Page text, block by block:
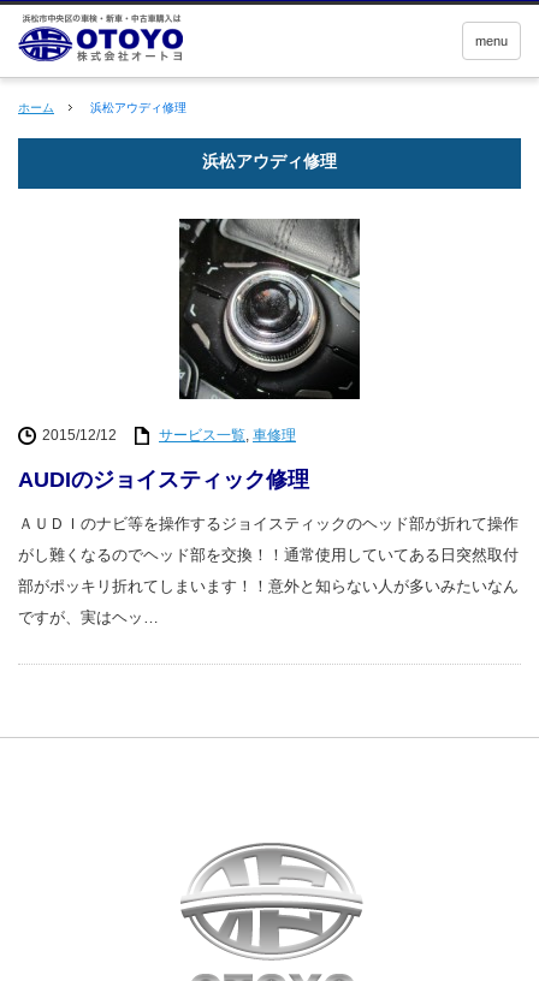
menu
ホーム 浜松アウディ修理
浜松アウディ修理
2015/12/12 サービス一覧, 車修理
AUDIのジョイスティック修理
ＡＵＤＩのナビ等を操作するジョイスティックのヘッド部が折れて操作
がし難くなるのでヘッド部を交換！！通常使用していてある日突然取付
部がポッキリ折れてしまいます！！意外と知らない人が多いみたいなん
ですが、実はヘッ…